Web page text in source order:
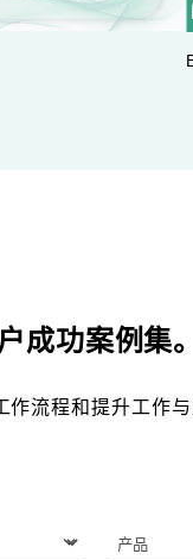
成功案例集。
作流程和提升工作